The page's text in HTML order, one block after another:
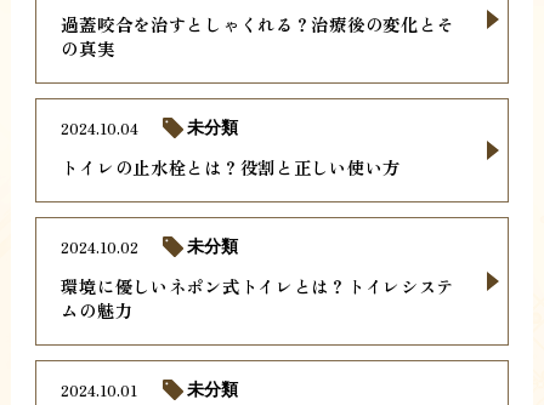
過蓋咬合を治すとしゃくれる？治療後の変化とそ
の真実
トイレの止水栓とは？役割と正しい使い方
2024.10.04 未分類
環境に優しいネポン式トイレとは？トイレシステ
ムの魅力
2024.10.02 未分類
2024.10.01 未分類